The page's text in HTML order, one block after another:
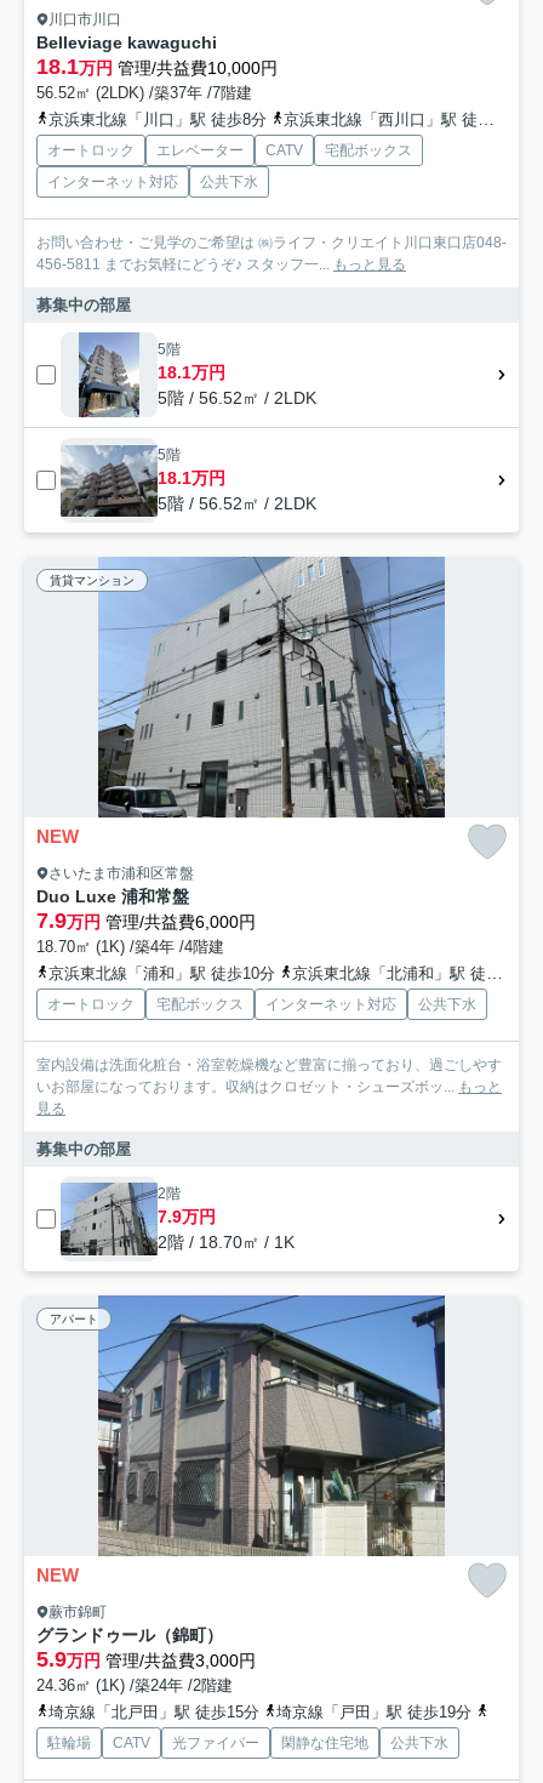
川口市川口
Belleviage kawaguchi
18.1万円 管理/共益費10,000円
56.52㎡ (2LDK) /築37年 /7階建
京浜東北線「川口」駅 徒歩8分
京浜東北線「西川口」駅 徒歩22分
オートロック エレベーター CATV
宅配ボックス
インターネット対応
公共下水
お問い合わせ・ご見学のご希望は ㈱ライフ・クリエイト川口東口店048-
456-5811 までお気軽にどうぞ♪ スタッフ一... もっと見る
募集中の部屋
5階
18.1万円
5階 / 56.52㎡ / 2LDK
5階
18.1万円
5階 / 56.52㎡ / 2LDK
賃貸マンション
NEW
さいたま市浦和区常盤
Duo Luxe 浦和常盤
7.9万円 管理/共益費6,000円
18.70㎡ (1K) /築4年 /4階建
京浜東北線「浦和」駅 徒歩10分
京浜東北線「北浦和」駅 徒歩15分
オートロック 宅配ボックス インターネット対応 公共下水
室内設備は洗面化粧台・浴室乾燥機など豊富に揃っており、過ごしやす
いお部屋になっております。収納はクロゼット・シューズボッ... もっと
見る
募集中の部屋
2階
7.9万円
2階 / 18.70㎡ / 1K
アパート
NEW
蕨市錦町
グランドゥール（錦町）
5.9万円 管理/共益費3,000円
24.36㎡ (1K) /築24年 /2階建
埼京線「北戸田」駅 徒歩15分
埼京線「戸田」駅 徒歩19分
駐輪場 CATV 光ファイバー 閑静な住宅地 公共下水